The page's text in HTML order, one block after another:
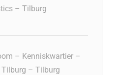
– Tilburg
– Kenniskwartier –
Tilburg – Tilburg